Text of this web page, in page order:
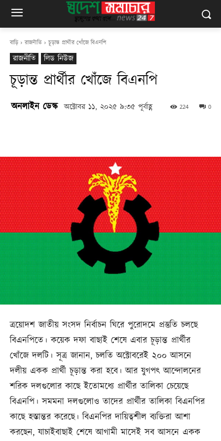
বাড়ি রাজনীতি চূড়ান্ত প্রার্থীর খোঁজে বিএনপি
রাজনীতি লিড নিউজ
চূড়ান্ত প্রার্থীর খোঁজে বিএনপি
অনলাইন ডেস্ক অক্টোবর ১১, ২০২৫ ৯:৩৫ পূর্বাহ্ণ 0
224
ত্রয়োদশ জাতীয় সংসদ নির্বাচন ঘিরে পুরোদমে প্রস্তুতি চলছে
বিএনপিতে। কয়েক দফা বাছাই শেষে এবার চূড়ান্ত প্রার্থীর
খোঁজে দলটি। সূত্র জানান, চলতি অক্টোবরেই ২০০ আসনে
দলীয় একক প্রার্থী চূড়ান্ত করা হবে। আর যুগপৎ আন্দোলনের
শরিক দলগুলোর কাছে ইতোমধ্যে প্রার্থীর তালিকা চেয়েছে
বিএনপি। সমমনা দলগুলোও তাদের প্রার্থীর তালিকা বিএনপির
কাছে হস্তান্তর করেছে। বিএনপির দায়িত্বশীল ব্যক্তিরা আশা
করছেন, যাচাইবাছাই শেষে আগামী মাসেই সব আসনে একক